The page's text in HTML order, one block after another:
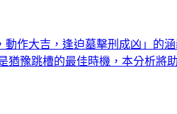
作大吉，逢迫墓擊刑成凶」的
豫跳槽的最佳時機，本分析將